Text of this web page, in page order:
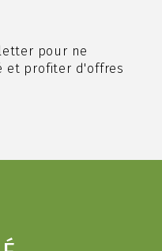
pour ne
et profiter d'offres